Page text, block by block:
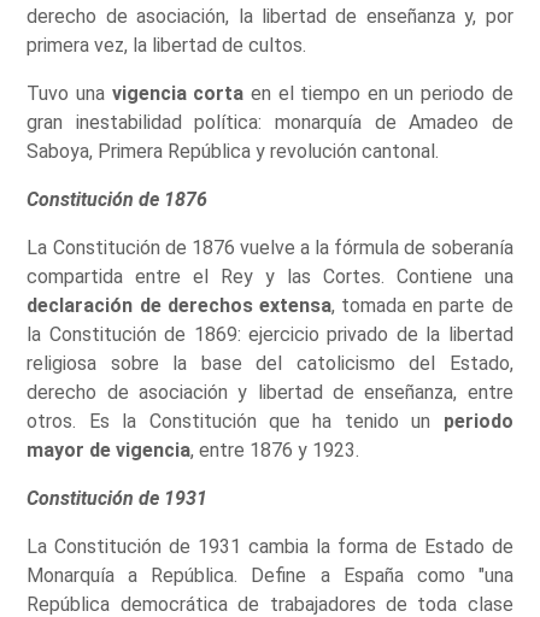
derecho de asociación, la libertad de enseñanza y, por
primera vez, la libertad de cultos.
Tuvo una vigencia corta en el tiempo en un periodo de
gran inestabilidad política: monarquía de Amadeo de
Saboya, Primera República y revolución cantonal.
Constitución de 1876
La Constitución de 1876 vuelve a la fórmula de soberanía
compartida entre el Rey y las Cortes. Contiene una
declaración de derechos extensa, tomada en parte de
la Constitución de 1869: ejercicio privado de la libertad
religiosa sobre la base del catolicismo del Estado,
derecho de asociación y libertad de enseñanza, entre
otros. Es la Constitución que ha tenido un periodo
mayor de vigencia, entre 1876 y 1923.
Constitución de 1931
La Constitución de 1931 cambia la forma de Estado de
Monarquía a República. Define a España como "una
República democrática de trabajadores de toda clase